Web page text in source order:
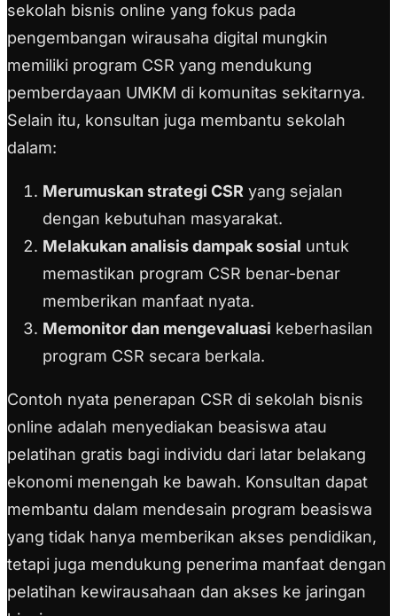
sekolah bisnis online yang fokus pada
pengembangan wirausaha digital mungkin
memiliki program CSR yang mendukung
pemberdayaan UMKM di komunitas sekitarnya.
Selain itu, konsultan juga membantu sekolah
dalam:
Merumuskan strategi CSR yang sejalan
dengan kebutuhan masyarakat.
Melakukan analisis dampak sosial untuk
memastikan program CSR benar-benar
memberikan manfaat nyata.
Memonitor dan mengevaluasi keberhasilan
program CSR secara berkala.
Contoh nyata penerapan CSR di sekolah bisnis
online adalah menyediakan beasiswa atau
pelatihan gratis bagi individu dari latar belakang
ekonomi menengah ke bawah. Konsultan dapat
membantu dalam mendesain program beasiswa
yang tidak hanya memberikan akses pendidikan,
tetapi juga mendukung penerima manfaat dengan
pelatihan kewirausahaan dan akses ke jaringan